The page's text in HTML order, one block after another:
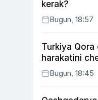
kerak?
Bugun, 18:57
Turkiya Qora
harakatini
Bugun, 18:45